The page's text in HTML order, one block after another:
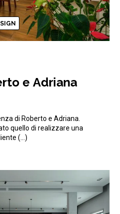
e Adriana
di Roberto e Adriana.
quello di realizzare una
(…)